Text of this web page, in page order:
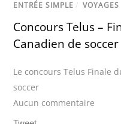
ENTRÉE SIMPLE / VOYAGES
Concours Telus –
Canadien de soccer
Le concours Telus Finale
soccer
Aucun commentaire